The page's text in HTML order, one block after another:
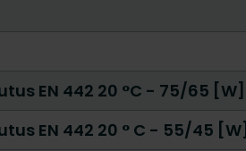
EN 442 20 °C - 75/65 [W]
EN 442 20 ° C - 55/45 [W]